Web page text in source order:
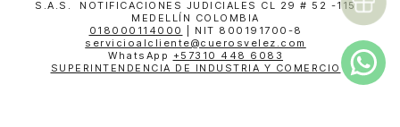
S.A.S. NOTIFICACIONES JUDICIALES CL 29 # 52 -115
MEDELLÍN COLOMBIA
018000114000
| NIT 800191700-8
servicioalcliente@cuerosvelez.com
WhatsApp +57310 448 6083
SUPERINTENDENCIA DE INDUSTRIA Y COMERCIO